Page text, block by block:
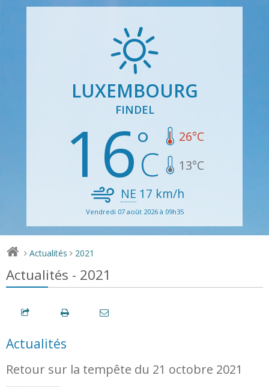
LUXEMBOURG
FINDEL
16 26°C
13°C
NE 17 km/h
Vendredi 07 août 2026 à 09h35
> Actualités > 2021
Actualités - 2021
Actualités
Retour sur la tempête du 21 octobre 2021